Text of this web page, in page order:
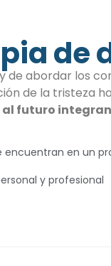
de
abordar los
de la tristeza
futuro
en un
y profesional